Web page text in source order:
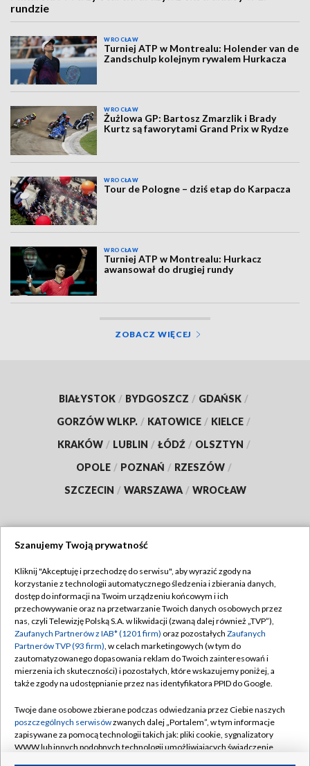
rundzie
WROCŁAW
Turniej ATP w Montrealu: Holender van de
Zandschulp kolejnym rywalem Hurkacza
WROCŁAW
Żużlowa GP: Bartosz Zmarzlik i Brady
Kurtz są faworytami Grand Prix w Rydze
WROCŁAW
Tour de Pologne – dziś etap do Karpacza
WROCŁAW
Turniej ATP w Montrealu: Hurkacz
awansował do drugiej rundy
ZOBACZ WIĘCEJ
BIAŁYSTOK / BYDGOSZCZ / GDAŃSK /
GORZÓW WLKP. / KATOWICE / KIELCE /
KRAKÓW / LUBLIN / ŁÓDŹ / OLSZTYN /
OPOLE / POZNAŃ / RZESZÓW /
SZCZECIN / WARSZAWA / WROCŁAW
TVP
Abonament TVP
Emisja w TVP
Centrum informacji TVP
Naziemna Telewizja Cyfrowa
Rada Programowa
System NOS
Regulamin TVP
Polityka prywatności
Moje zgody
Pomoc
Kontakt
Szanujemy Twoją prywatność
Kliknij "Akceptuję i przechodzę do serwisu", aby wyrazić zgody na
korzystanie z technologii automatycznego śledzenia i zbierania danych,
dostęp do informacji na Twoim urządzeniu końcowym i ich
przechowywanie oraz na przetwarzanie Twoich danych osobowych przez
nas, czyli Telewizję Polską S.A. w likwidacji (zwaną dalej również „TVP”),
Zaufanych Partnerów z IAB* (1201 firm) oraz pozostałych Zaufanych
Partnerów TVP (93 firm), w celach marketingowych (w tym do
zautomatyzowanego dopasowania reklam do Twoich zainteresowań i
mierzenia ich skuteczności) i pozostałych, które wskazujemy poniżej, a
także zgody na udostępnianie przez nas identyfikatora PPID do Google.
Twoje dane osobowe zbierane podczas odwiedzania przez Ciebie naszych
poszczególnych serwisówzwanych dalej „Portalem”, w tym informacje
zapisywane za pomocą technologii takich jak: pliki cookie, sygnalizatory
WWW lub innych podobnych technologii umożliwiających świadczenie